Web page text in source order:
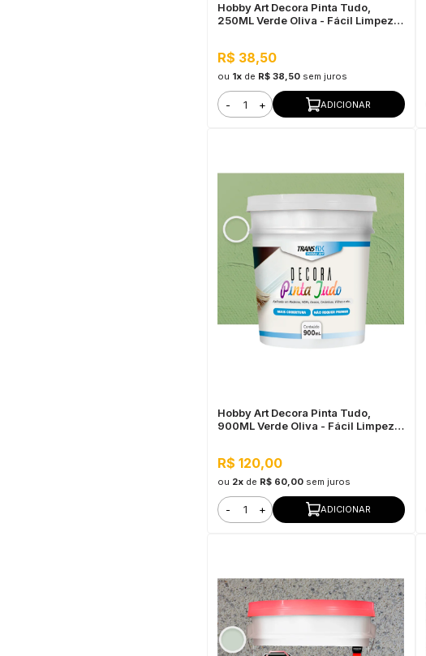
Hobby Art Decora Pinta Tudo,
250ML Verde Oliva - Fácil Limpeza,
R$ 38,50
ou 1x de R$ 38,50 sem juros
- + ADICIONAR
Hobby Art Decora Pinta Tudo,
900ML Verde Oliva - Fácil Limpeza,
R$ 120,00
ou 2x de R$ 60,00 sem juros
- + ADICIONAR